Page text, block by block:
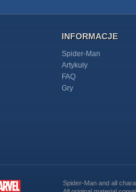
INFORMACJE
Spider-Man
Artykuły
FAQ
Gry
Spider-Man and all